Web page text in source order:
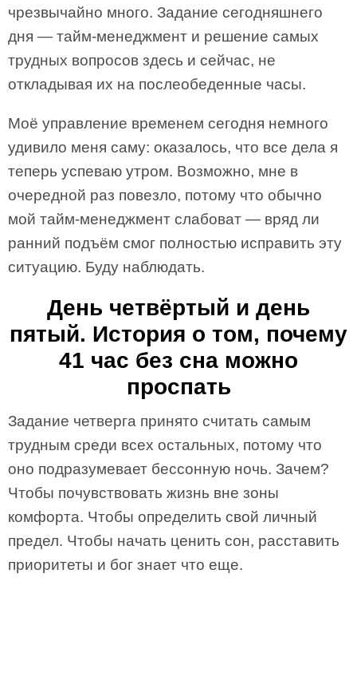
чрезвычайно много. Задание сегодняшнего
дня — тайм-менеджмент и решение самых
трудных вопросов здесь и сейчас, не
откладывая их на послеобеденные часы.
Моё управление временем сегодня немного
удивило меня саму: оказалось, что все дела я
теперь успеваю утром. Возможно, мне в
очередной раз повезло, потому что обычно
мой тайм-менеджмент слабоват — вряд ли
ранний подъём смог полностью исправить эту
ситуацию. Буду наблюдать.
День четвёртый и день
пятый. История о том, почему
41 час без сна можно
проспать
Задание четверга принято считать самым
трудным среди всех остальных, потому что
оно подразумевает бессонную ночь. Зачем?
Чтобы почувствовать жизнь вне зоны
комфорта. Чтобы определить свой личный
предел. Чтобы начать ценить сон, расставить
приоритеты и бог знает что еще.